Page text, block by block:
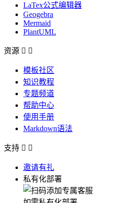
LaTex公式编辑器
Geogebra
Mermaid
PlantUML
资源  
模板社区
知识教程
专题频道
帮助中心
使用手册
Markdown语法
支持  
邀请有礼
私有化部署